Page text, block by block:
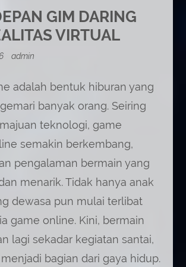
GIM DARING
VIRTUAL
admin
adalah bentuk hiburan yang
banyak orang. Seiring
teknologi, game
semakin berkembang,
pengalaman bermain yang
menarik. Tidak hanya anak
dewasa pun mulai terlibat
game online. Kini, bermain
lagi sekadar kegiatan santai,
bagian dari gaya hidup.